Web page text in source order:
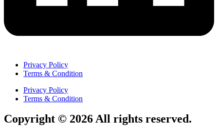
Privacy Policy
Terms & Condition
Privacy Policy
Terms & Condition
Copyright © 2026 All rights reserved.